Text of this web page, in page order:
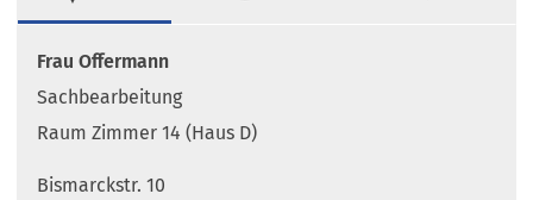
Frau Offermann
Sachbearbeitung
Raum Zimmer 14 (Haus D)
Bismarckstr. 10